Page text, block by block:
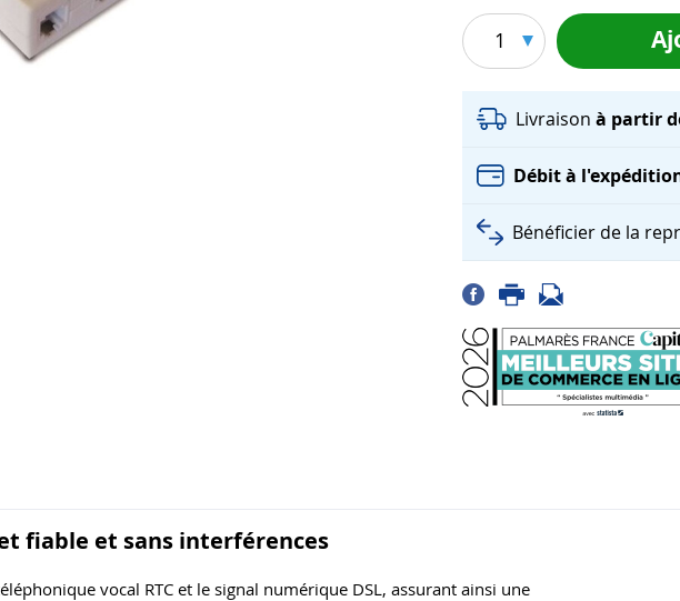
1
Livraisonà partir
Débit à
Bénéficier de la
fiable et sans interférences
vocal RTC et le signal numérique DSL, assurant ainsi une